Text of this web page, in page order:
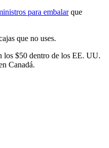
para embalarque
que no uses.
los $50 dentro de los EE. UU.
Canadá.